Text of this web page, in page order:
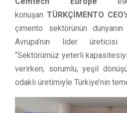
konuşan TÜRKÇİMENTO
çimento sektörünün
Avrupa’nın lider üreticisi
“Sektörümüz yeterli
verirken; sorumlu, yeşil
odaklı üretimiyle Türkiye’nin